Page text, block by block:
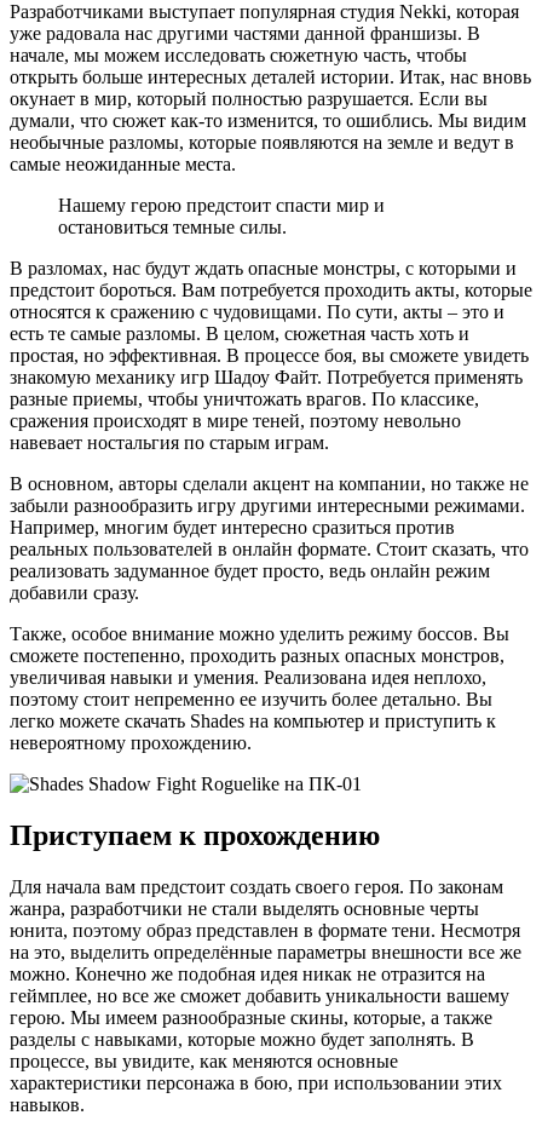
Разработчиками выступает популярная студия Nekki, которая
уже радовала нас другими частями данной франшизы. В
начале, мы можем исследовать сюжетную часть, чтобы
открыть больше интересных деталей истории. Итак, нас вновь
окунает в мир, который полностью разрушается. Если вы
думали, что сюжет как-то изменится, то ошиблись. Мы видим
необычные разломы, которые появляются на земле и ведут в
самые неожиданные места.
Нашему герою предстоит спасти мир и
остановиться темные силы.
В разломах, нас будут ждать опасные монстры, с которыми и
предстоит бороться. Вам потребуется проходить акты, которые
относятся к сражению с чудовищами. По сути, акты – это и
есть те самые разломы. В целом, сюжетная часть хоть и
простая, но эффективная. В процессе боя, вы сможете увидеть
знакомую механику игр Шадоу Файт. Потребуется применять
разные приемы, чтобы уничтожать врагов. По классике,
сражения происходят в мире теней, поэтому невольно
навевает ностальгия по старым играм.
В основном, авторы сделали акцент на компании, но также не
забыли разнообразить игру другими интересными режимами.
Например, многим будет интересно сразиться против
реальных пользователей в онлайн формате. Стоит сказать, что
реализовать задуманное будет просто, ведь онлайн режим
добавили сразу.
Также, особое внимание можно уделить режиму боссов. Вы
сможете постепенно, проходить разных опасных монстров,
увеличивая навыки и умения. Реализована идея неплохо,
поэтому стоит непременно ее изучить более детально. Вы
легко можете скачать Shades на компьютер и приступить к
невероятному прохождению.
Приступаем к прохождению
Для начала вам предстоит создать своего героя. По законам
жанра, разработчики не стали выделять основные черты
юнита, поэтому образ представлен в формате тени. Несмотря
на это, выделить определённые параметры внешности все же
можно. Конечно же подобная идея никак не отразится на
геймплее, но все же сможет добавить уникальности вашему
герою. Мы имеем разнообразные скины, которые, а также
разделы с навыками, которые можно будет заполнять. В
процессе, вы увидите, как меняются основные
характеристики персонажа в бою, при использовании этих
навыков.